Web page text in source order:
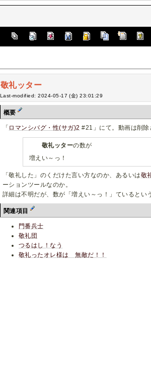
敬礼ッター
Last-modified: 2024-05-17 (金) 23:01:29
概要
「 ロマンシバグ・性(サガ)2 #21」にて。動画は削除
敬礼ッターの数が
増えい～っ！
「敬礼した」のくだけた言い方なのか、あるいは敬
ーションツールなのか。
詳細は不明だが、数が「増えい～っ！」ているという
関連項目
門番兵士
敬礼団
つるはし！なう
敬礼ったオレ様は 無敵だ！！